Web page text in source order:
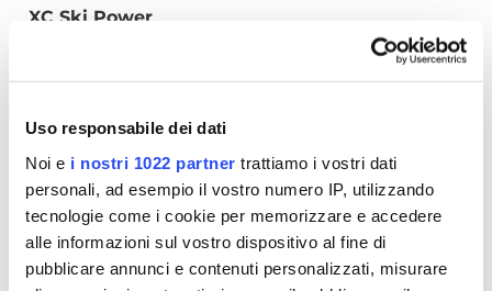
Uso responsabile dei dati
Noi e i nostri 1022 partner trattiamo i vostri dati
personali, ad esempio il vostro numero IP, utilizzando
tecnologie come i cookie per memorizzare e accedere
alle informazioni sul vostro dispositivo al fine di
pubblicare annunci e contenuti personalizzati, misurare
XC Ski Power
Misura il carico di esercizio quando è associato a
una fascia cardio HRM-Pro™ Plus (in vendita
separatamente).
ATTIVITÀ SURF
massima raggiunta, la distanza percorsa e molto
altro ancora. Usa la tecnologia Surfline Sessions™
per registrare i video delle onde che cavalchi
davanti a una fotocamera Surfline®.
DINAMICHE MTB